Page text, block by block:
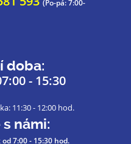
(Po-pá: 7:00-
doba:
- 15:30
11:30 - 12:00 hod.
námi:
od 7:00 - 15:30 hod.